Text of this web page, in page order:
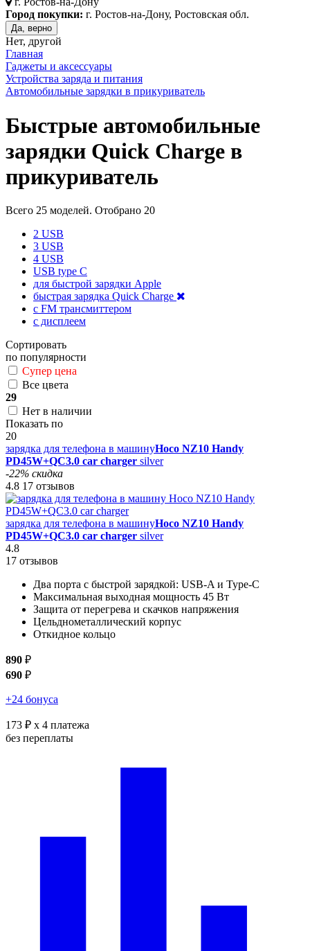
Город покупки: г. Ростов-на-Дону, Ростовская обл.
Да, верно
Нет, другой
Главная
Гаджеты и аксессуары
Устройства заряда и питания
Автомобильные зарядки в прикуриватель
Быстрые автомобильные
зарядки Quick Charge в
прикуриватель
Всего 25 моделей. Отобрано 20
2 USB
3 USB
4 USB
USB type C
для быстрой зарядки Apple
быстрая зарядка Quick Charge
с FM трансмиттером
с дисплеем
Сортировать
по популярности
Супер цена
Все цвета
29
Нет в наличии
Показать по
20
зарядка для телефона в машинуHoco NZ10 Handy
PD45W+QC3.0 car charger silver
-22% скидка
4.8 17 отзывов
зарядка для телефона в машинуHoco NZ10 Handy
PD45W+QC3.0 car charger silver
4.8
17 отзывов
Два порта с быстрой зарядкой: USB-A и Type-C
Максимальная выходная мощность 45 Вт
Защита от перегрева и скачков напряжения
Цельднометаллический корпус
Откидное кольцо
890 ₽
690 ₽
+24 бонуса
173 ₽ x 4 платежа
без переплаты